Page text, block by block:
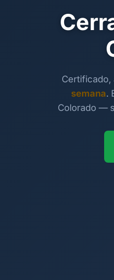
Certificado,
semana.
Colorado —